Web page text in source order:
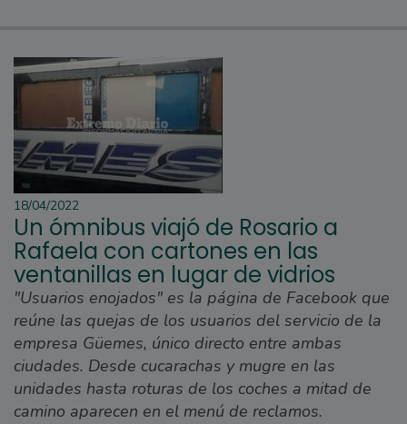
18/04/2022
Un ómnibus viajó de Rosario a
Rafaela con cartones en las
ventanillas en lugar de vidrios
"Usuarios enojados" es la página de Facebook que
reúne las quejas de los usuarios del servicio de la
empresa Güemes, único directo entre ambas
ciudades. Desde cucarachas y mugre en las
unidades hasta roturas de los coches a mitad de
camino aparecen en el menú de reclamos.